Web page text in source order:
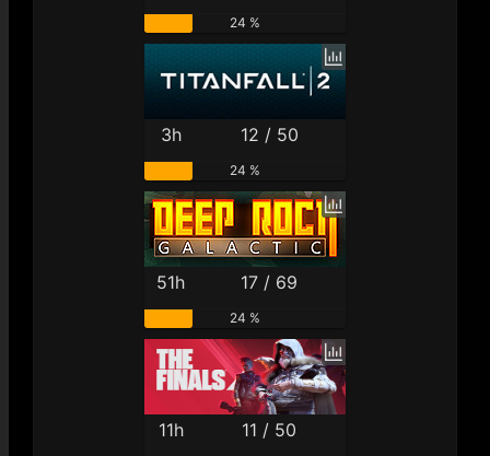
24 %
3h 12 / 50
24 %
51h 17 / 69
24 %
11h 11 / 50